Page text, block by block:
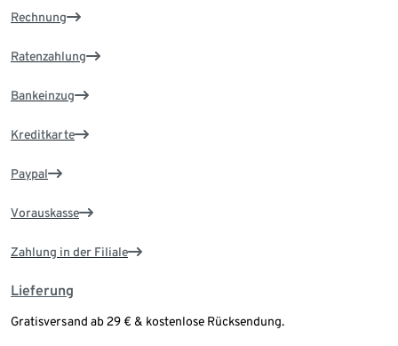
Rechnung
Ratenzahlung
Bankeinzug
Kreditkarte
Paypal
Vorauskasse
Zahlung in der Filiale
Lieferung
Gratisversand ab 29 € & kostenlose Rücksendung.